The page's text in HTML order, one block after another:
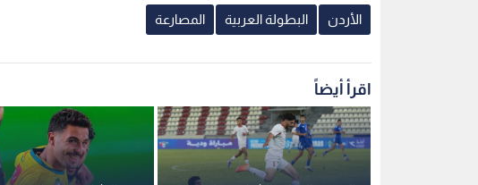
الأردن البطولة العربية المصارعة
اقرأ أيضاً